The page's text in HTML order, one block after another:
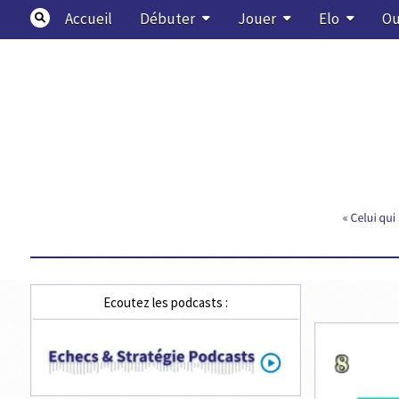
content
Accueil Débuter Jouer Elo
Ecoutez les podcasts :